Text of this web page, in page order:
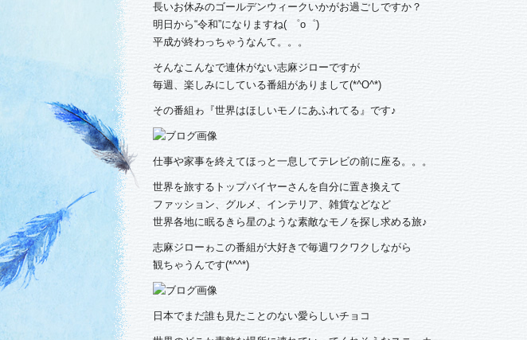
長いお休みのゴールデンウィークいかがお過ごしですか？
明日から“令和”になりますね( ゜o゜)
平成が終わっちゃうなんて。。。
そんなこんなで連休がない志麻ジローですが
毎週、楽しみにしている番組がありまして(*^O^*)
その番組ゎ『世界はほしいモノにあふれてる』です♪
仕事や家事を終えてほっと一息してテレビの前に座る。。。
世界を旅するトップバイヤーさんを自分に置き換えて
ファッション、グルメ、インテリア、雑貨などなど
世界各地に眠るきら星のような素敵なモノを探し求める旅♪
志麻ジローゎこの番組が大好きで毎週ワクワクしながら
観ちゃうんです(*^^*)
日本でまだ誰も見たことのない愛らしいチョコ